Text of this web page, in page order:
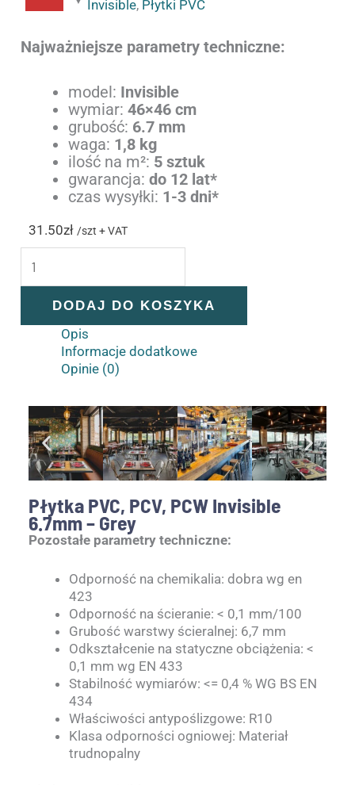
Invisible, Płytki PVC
Najważniejsze parametry techniczne:
model: Invisible
wymiar:46×46 cm
grubość: 6.7 mm
waga: 1,8 kg
ilość na m²: 5 sztuk
gwarancja:do 12 lat*
czas wysyłki: 1-3 dni*
31.50zł /szt + VAT
DODAJ DO KOSZYKA
Opis
Informacje dodatkowe
Opinie (0)
Płytka PVC, PCV, PCW Invisible
6.7mm – Grey
Pozostałe parametry techniczne:
Odporność na chemikalia: dobra wg en
423
Odporność na ścieranie: < 0,1 mm/100
Grubość warstwy ścieralnej: 6,7 mm
Odkształcenie na statyczne obciążenia: <
0,1 mm wg EN 433
Stabilność wymiarów: <= 0,4 % WG BS EN
434
Właściwości antypoślizgowe: R10
Klasa odporności ogniowej: Materiał
trudnopalny